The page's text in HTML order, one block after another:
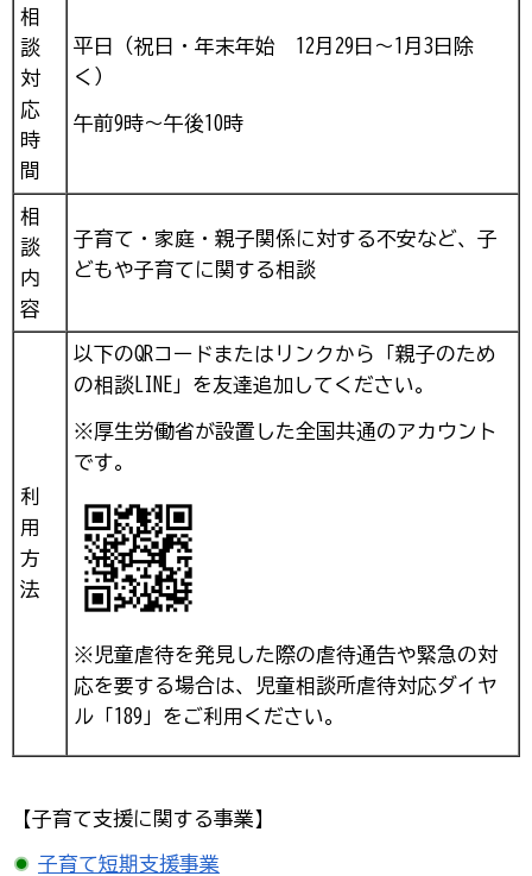
相
談
対
応
時
間
平日（祝日・年末年始 12月29日～1月3日除
く）
午前9時～午後10時
相
談
内
容
子育て・家庭・親子関係に対する不安など、子
どもや子育てに関する相談
利
用
方
法
以下のQRコードまたはリンクから「親子のため
の相談LINE」を友達追加してください。
※厚生労働省が設置した全国共通のアカウント
です。
※児童虐待を発見した際の虐待通告や緊急の対
応を要する場合は、児童相談所虐待対応ダイヤ
ル「189」をご利用ください。
【子育て支援に関する事業】
子育て短期支援事業